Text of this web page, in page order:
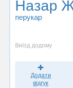
Назар
перукар
Виїзд додому
Додати
відгук